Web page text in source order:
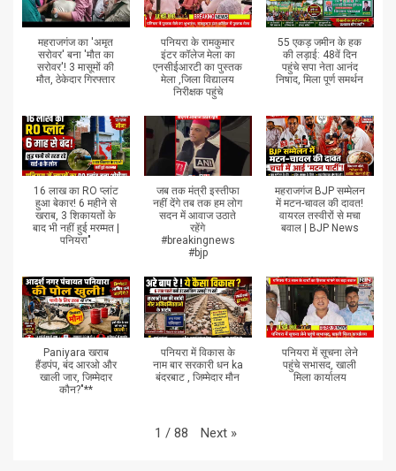
महराजगंज का 'अमृत
सरोवर' बना 'मौत का
सरोवर'! 3 मासूमों की
मौत, ठेकेदार गिरफ्तार
पनियरा के रामकुमार
इंटर कॉलेज मेला का
एनसीईआरटी का पुस्तक
मेला ,जिला विद्यालय
निरीक्षक पहुंचे
55 एकड़ जमीन के हक
की लड़ाई: 48वें दिन
पहुंचे सपा नेता आनंद
निषाद, मिला पूर्ण समर्थन
16 लाख का RO प्लांट
हुआ बेकार! 6 महीने से
खराब, 3 शिकायतों के
बाद भी नहीं हुई मरम्मत |
पनियरा"
जब तक मंत्री इस्तीफा
नहीं देंगे तब तक हम लोग
सदन में आवाज उठाते
रहेंगे
#breakingnews
#bjp
महराजगंज BJP सम्मेलन
में मटन-चावल की दावत!
वायरल तस्वीरों से मचा
बवाल | BJP News
Paniyara खराब
हैंडपंप, बंद आरओ और
खाली जार, जिम्मेदार
कौन?"**
पनियरा में विकास के
नाम बार सरकारी धन ka
बंदरबाट , जिम्मेदार मौन
पनियरा में सूचना लेने
पहुंचे सभासद, खाली
मिला कार्यालय
1 / 88 Next »